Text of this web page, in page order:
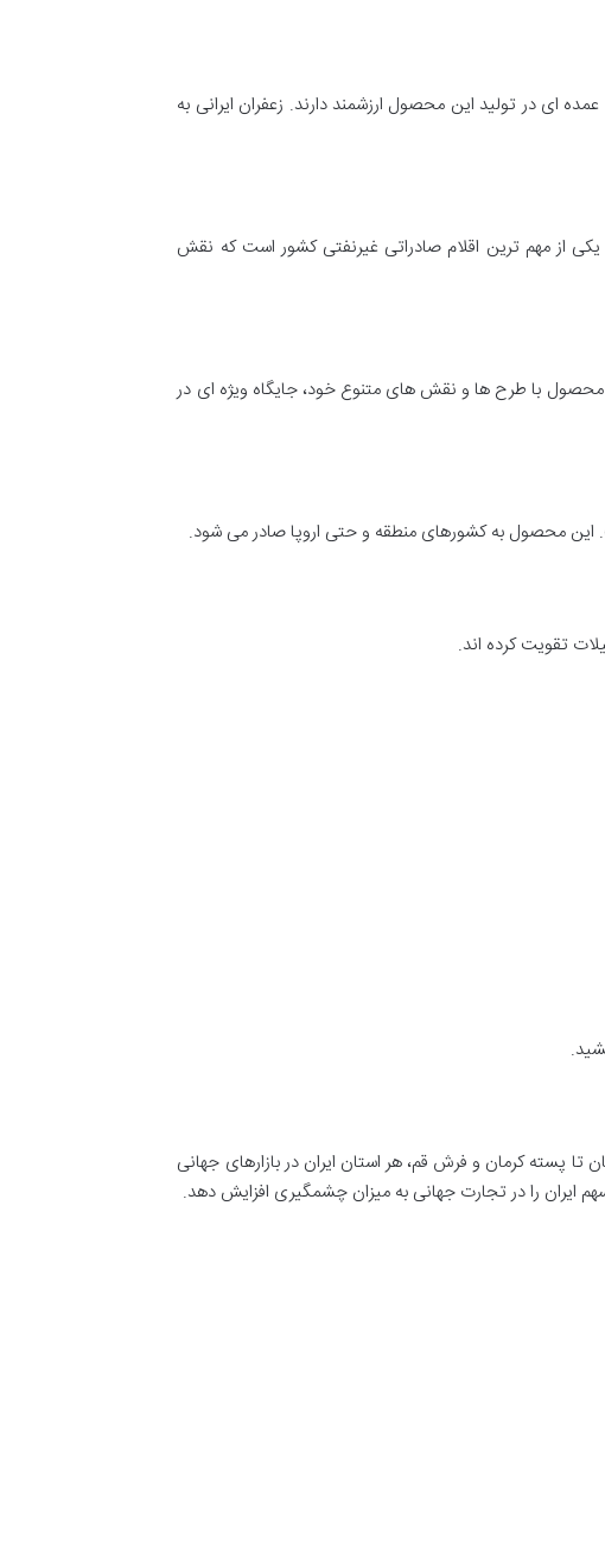
ای در تولید این محصول ارزشمند دارند. زعفران ایرانی به
از مهم ترین اقلام صادراتی غیرنفتی کشور است که نقش
با طرح ها و نقش های متنوع خود، جایگاه ویژه ای در
محصول به کشورهای منطقه و حتی اروپا صادر می شود.
تقویت کرده اند.
تا پسته کرمان و فرش قم، هر استان ایران در بازارهای جهانی
ایران را در تجارت جهانی به میزان چشمگیری افزایش دهد.